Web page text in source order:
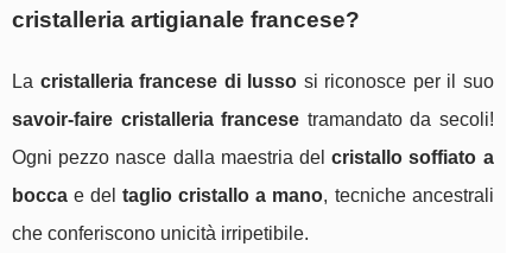
cristalleria artigianale francese?
La cristalleria francese di lusso si riconosce per il suo
savoir-faire cristalleria francese tramandato da secoli!
Ogni pezzo nasce dalla maestria delcristallo soffiato a
bocca e deltaglio cristallo a mano, tecniche ancestrali
che conferiscono unicità irripetibile.